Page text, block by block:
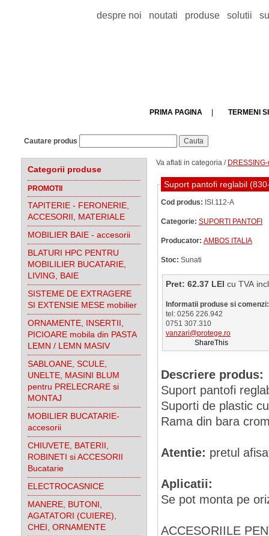
despre noi noutati produse solutii
PRIMA PAGINA TERMENI
Cautare produs
Categorii produse
PROMOTII
TAPITERIE - FERONERIE,
ACCESORII, MATERIALE
MOBILIER BAIE - accesorii
BLATURI HPC PENTRU
MOBILILIER BUCATARIE,
LIVING, BAIE
SISTEME DE EXTRAGERE
SI EXTENSIE MESE mobilier
ORNAMENTE, INSERTII,
PICIOARE mobila din PASTA
LEMN / LEMN MASIV
SABLOANE, SCULE,
UNELTE, MASINI BLUM
pentru PRELECRARE si
MONTAJ
MOBILIER BUCATARIE-
accesorii
CHIUVETE, BATERII,
ROBINETI si ACCESORII
Bucatarie
ELECTROCASNICE
MANERE, BUTONI,
AGATATORI (CUIERE),
CHEI, ORNAMENTE
Va aflati in categoria /
Suport pantofi reglabil
Cod produs: ISI.112-A
Categorie: SUPORTI PANTOFI
Producator: AMBOS ITALIA
Stoc: Sunati
Pret: 62.37 LEI cu
Informatii produse si comenzi:
tel: 0256 226.942
0751 307.310
vanzari@protege.ro
ShareThis
Descriere produs:
Suport pantofi
Suporti de plastic
Rama din bara
Atentie: pretul
Aplicatii:
Se pot monta pe
ACCESORIILE